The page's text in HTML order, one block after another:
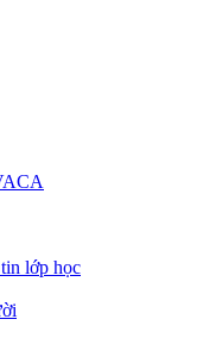
lớp học